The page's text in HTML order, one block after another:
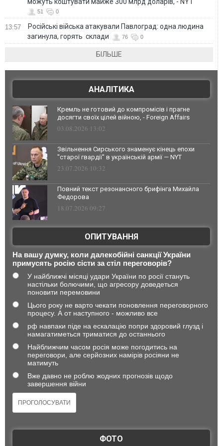
51 0
13:57
Російські війська атакували Павлоград: одна людина
загинула, горять склади
76 0
БІЛЬШЕ
АНАЛІТИКА
Кремль не готовий до компромісів і прагне
досягти своїх цілей війною, - Foreign Affairs
03.08.2026 13:02
Звільнення Сирського знаменує кінець епохи
"старої гвардії" в українській армії — NYT
23.07.2026 10:32
Повний текст резонансного брифінга Михайла
Федорова
18.07.2026 09:27
ОПИТУВАННЯ
На вашу думку, коли далекобійні санкції України
примусять росію сісти за стіл переговорів?
У найближчі місяці удари України по росії стануть
настільки болючими, що агресору доведеться
поновити перемовини
Цього року не варто чекати поновлення переговорного
процесу. А от наступного - можливо все
рф навпаки піде на ескалацію попри здоровий глузд і
намагатиметься триматися до останнього
Найближчим часом росія може погодитись на
переговори, але серйозних намірів росіяни не
матимуть
Вже давно не роблю жодних прогнозів щодо
завершення війни
ФОТО